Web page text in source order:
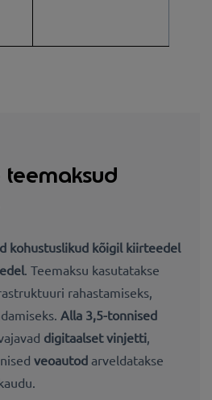
teemaksud
kohustuslikud kõigil kiirteedel
. Teemaksu kasutatakse
rahastamiseks,
Alla 3,5-tonnised
digitaalset vinjetti,
veoautod arveldatakse